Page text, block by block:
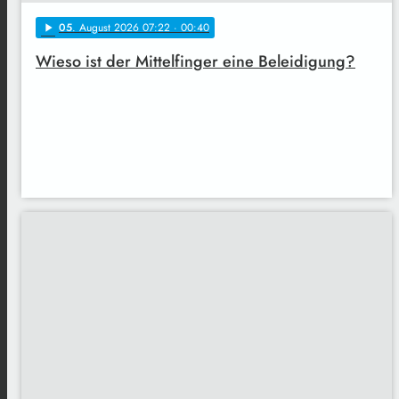
play_arrow 05. August 2026 07:22 · 00:40
Wieso ist der Mittelfinger eine Beleidigung?